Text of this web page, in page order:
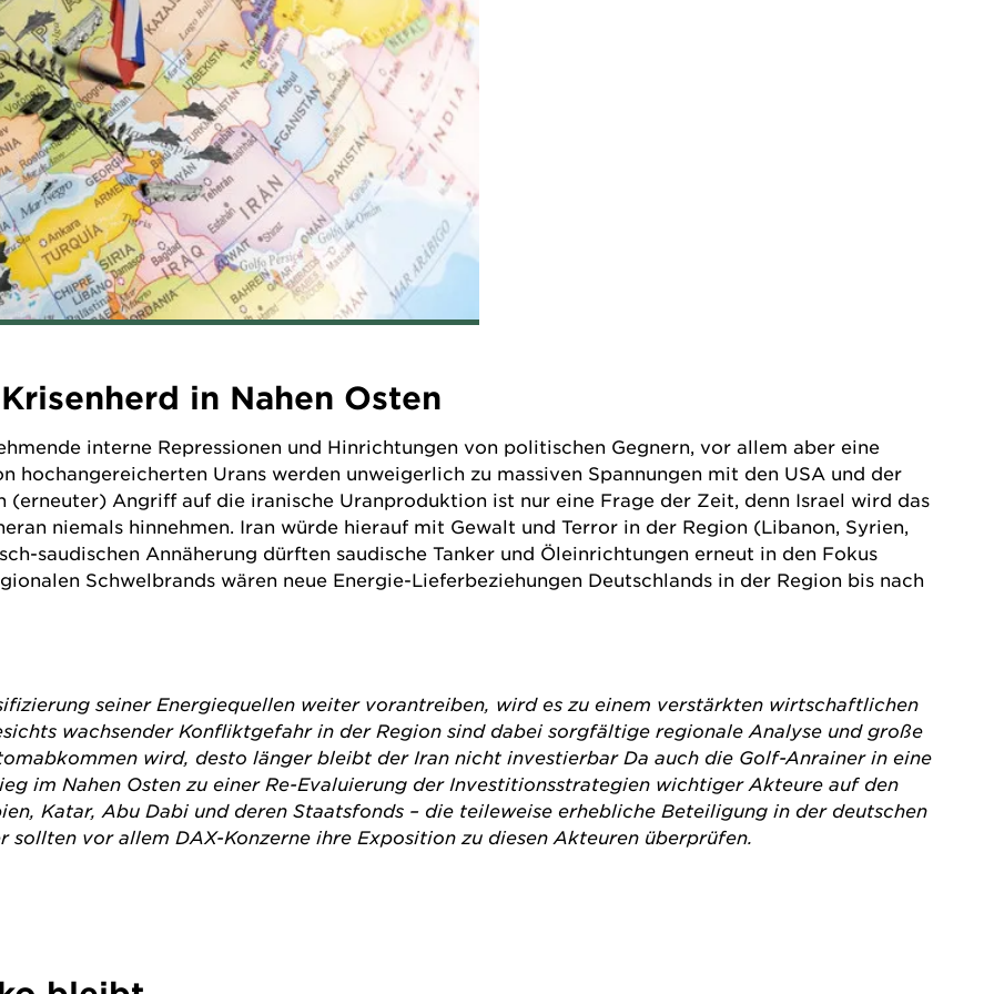
in Nahen Osten
interne Repressionen und Hinrichtungen von politischen Gegnern, vor allem aber eine
hochangereicherten Urans werden unweigerlich zu massiven Spannungen mit den USA und der
(erneuter) Angriff auf die iranische Uranproduktion ist nur eine Frage der Zeit, denn Israel wird das
niemals hinnehmen. Iran würde hierauf mit Gewalt und Terror in der Region (Libanon, Syrien,
saudischen Annäherung dürften saudische Tanker und Öleinrichtungen erneut in den Fokus
Schwelbrands wären neue Energie-Lieferbeziehungen Deutschlands in der Region bis nach
seiner Energiequellen weiter vorantreiben, wird es zu einem verstärkten wirtschaftlichen
wachsender Konfliktgefahr in der Region sind dabei sorgfältige regionale Analyse und große
wird, desto länger bleibt der Iran nicht investierbar Da auch die Golf-Anrainer in eine
im Nahen Osten zu einer Re-Evaluierung der Investitionsstrategien wichtiger Akteure auf den
Katar, Abu Dabi und deren Staatsfonds – die teileweise erhebliche Beteiligung in der deutschen
sollten vor allem DAX-Konzerne ihre Exposition zu diesen Akteuren überprüfen.